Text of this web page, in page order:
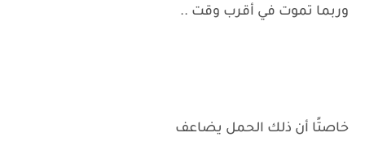
وربما تموت في أقرب وقت ..
خاصتًا أن ذلك الحمل يضاعف